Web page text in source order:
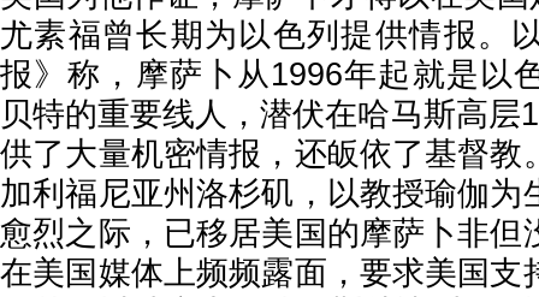
尤素福曾长期为以色列提供情报。
报》称，摩萨卜从1996年起就是以
贝特的重要线人，潜伏在哈马斯高层
供了大量机密情报，还皈依了基督教
加利福尼亚州洛杉矶，以教授瑜伽为
愈烈之际，已移居美国的摩萨卜非但
在美国媒体上频频露面，要求美国支